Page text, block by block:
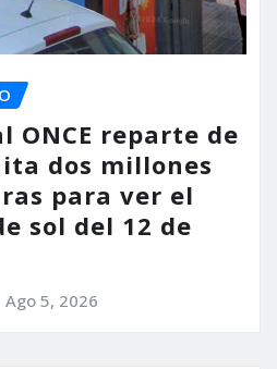
ONCE reparte de
dos millones
para ver el
sol del 12 de
Ago 5, 2026